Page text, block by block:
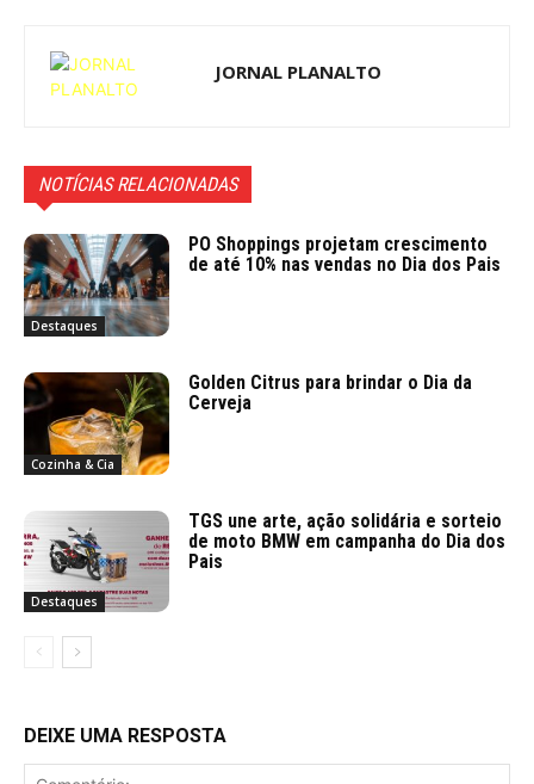
JORNAL PLANALTO
NOTÍCIAS RELACIONADAS
Destaques
PO Shoppings projetam crescimento
de até 10% nas vendas no Dia dos Pais
Cozinha & Cia
Golden Citrus para brindar o Dia da
Cerveja
Destaques
TGS une arte, ação solidária e sorteio
de moto BMW em campanha do Dia dos
Pais
DEIXE UMA RESPOSTA